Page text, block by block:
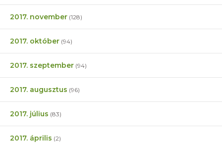
2017. november (128)
2017. október (94)
2017. szeptember (94)
2017. augusztus (96)
2017. július (83)
2017. április (2)